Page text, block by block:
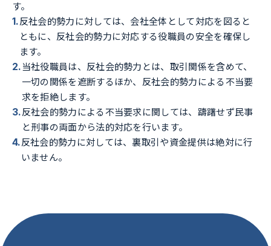
す。
1.反社会的勢力に対しては、会社全体として対応を図ると
ともに、反社会的勢力に対応する役職員の安全を確保し
ます。
2. 当社役職員は、反社会的勢力とは、取引関係を含めて、
一切の関係を遮断するほか、反社会的勢力による不当要
求を拒絶します。
3.反社会的勢力による不当要求に関しては、躊躇せず民事
と刑事の両面から法的対応を行います。
4.反社会的勢力に対しては、裏取引や資金提供は絶対に行
いません。